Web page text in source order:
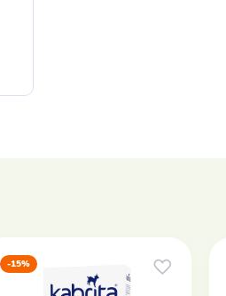
-15%